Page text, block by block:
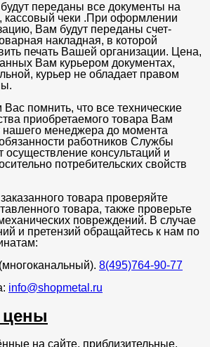
переданы все документы на
кассовый чеки .При оформлении
Вам будут переданы счет-
накладная, в которой
печать Вашей организации. Цена,
Вам курьером документах,
курьер не обладает правом
помнить, что все технические
приобретаемого товара Вам
нашего менеджера до момента
работников Службы
осуществление консультаций и
потребительских свойств
товара проверяйте
товара, также проверьте
повреждений. В случае
и претензий обращайтесь к нам по
8(495)764-90-77
info@shopmetal.ru
цены
на сайте, приблизительные.